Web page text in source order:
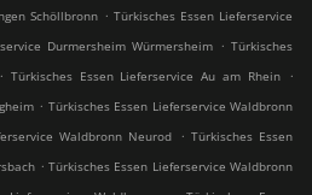
Schöllbronn . Türkisches Essen Lieferservice
Durmersheim Würmersheim . Türkisches
. Türkisches Essen Lieferservice Au am Rhein
.
. Türkisches Essen Lieferservice Waldbronn
Waldbronn Neurod . Türkisches Essen
. Türkisches Essen Lieferservice Waldbronn